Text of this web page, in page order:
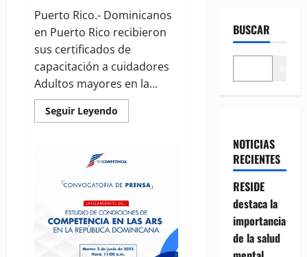
Puerto Rico.- Dominicanos
en Puerto Rico recibieron
sus certificados de
capacitación a cuidadores
Adultos mayores en la...
Seguir Leyendo
more
PR
sobre
Básicos
Salud
Mental
BUSCAR
NOTICIAS
RECIENTES
RESIDE
destaca la
importancia
de la salud